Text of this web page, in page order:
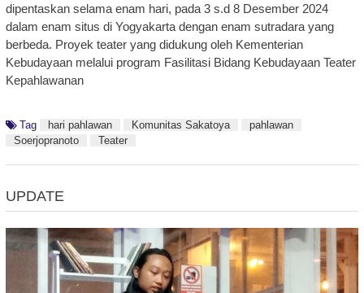
dipentaskan selama enam hari, pada 3 s.d 8 Desember 2024
dalam enam situs di Yogyakarta dengan enam sutradara yang
berbeda. Proyek teater yang didukung oleh Kementerian
Kebudayaan melalui program Fasilitasi Bidang Kebudayaan Teater
Kepahlawanan
Tag hari pahlawan Komunitas Sakatoya
pahlawan
Soerjopranoto
Teater
UPDATE